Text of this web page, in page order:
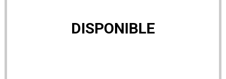
DISPONIBLE